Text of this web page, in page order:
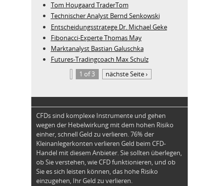
Tom Hougaard TraderTom
Technischer Analyst Bernd Senkowski
Entscheidungsstratege Dr. Michael Geke
Fibonacci-Experte Thomas May
Marktanalyst Bastian Galuschka
Futures-Tradingcoach Max Schulz
1 of 3
nächste Seite ›
CFDs sind komplexe Instrumente und gehen
wegen der Hebelwirkung mit dem hohen Risiko
einher, schnell Geld zu verlieren. 76% der
Kleinanlegerkonten verlieren Geld beim CFD-
Handel mit diesem Anbieter. Sie sollten überlegen,
ob Sie verstehen, wie CFD funktionieren, und ob
Sie es sich leisten können, das hohe Risiko
einzugehen, Ihr Geld zu verlieren.